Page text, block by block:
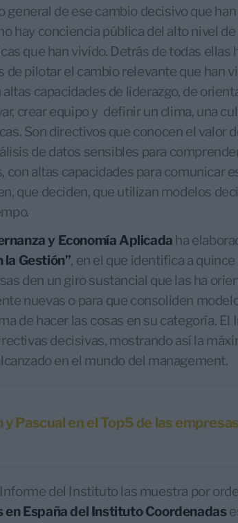
de ese cambio decisivo que
hay conciencia pública del alto nivel
que han vivido. Detrás de todas ellas
de pilotar el cambio relevante que han
capacidades de liderazgo, de
crear equipo y definir un clima, una
Son directivos que conocen el valor
de datos sensibles para
altas capacidades para comunicar
que deciden, que utilizan modelos
y Economía Aplicada ha
la Gestión”, en el que identifica a
den un giro sustancial que las ha
nuevas o para que consoliden
de hacer las cosas en su categoría. El
decisivas, mostrando así la
en el mundo del management.
y Pascual en el Top5 de las
del Instituto las muestra por
España del Instituto Coordenadas